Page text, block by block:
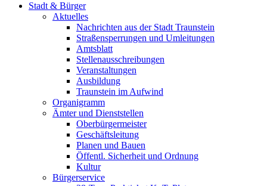
Stadt & Bürger
Aktuelles
Nachrichten aus der Stadt Traunstein
Straßensperrungen und Umleitungen
Amtsblatt
Stellenausschreibungen
Veranstaltungen
Ausbildung
Traunstein im Aufwind
Organigramm
Ämter und Dienststellen
Oberbürgermeister
Geschäftsleitung
Planen und Bauen
Öffentl. Sicherheit und Ordnung
Kultur
Bürgerservice